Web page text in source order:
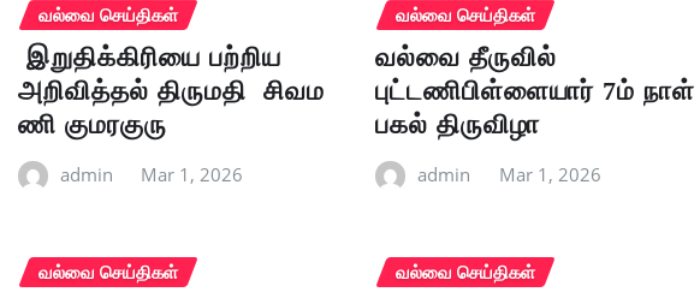
வல்வை செய்திகள்
இறுதிக்கிரியை பற்றிய
அறிவித்தல் திருமதி சிவம
ணி குமரகுரு
admin Mar 1, 2026
வல்வை செய்திகள்
வல்வை தீருவில்
புட்டணிபிள்ளையார் 7ம் நாள்
பகல் திருவிழா
admin Mar 1, 2026
வல்வை செய்திகள் வல்வை செய்திகள்